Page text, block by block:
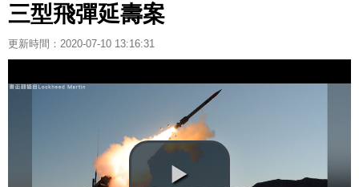
三型飛彈延壽案
更新時間：2020-07-10 13:16:31